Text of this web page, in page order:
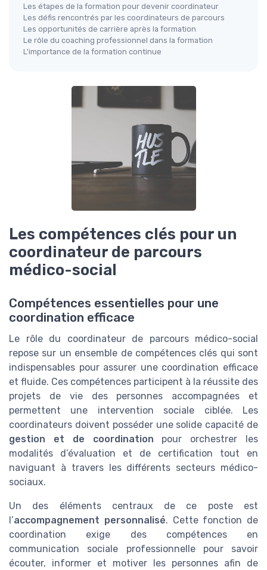
Les étapes de la formation pour devenir coordinateur
Les défis rencontrés par les coordinateurs de parcours
Les opportunités de carrière après la formation
Le rôle du coaching professionnel dans la formation
L'importance de la formation continue
Les compétences clés pour un
coordinateur de parcours
médico-social
Compétences essentielles pour une
coordination efficace
Le rôle du coordinateur de parcours médico-social
repose sur un ensemble de compétences clés qui sont
indispensables pour assurer une coordination efficace
et fluide. Ces compétences participent à la réussite des
projets de vie des personnes accompagnées et
permettent une intervention sociale ciblée. Les
coordinateurs doivent posséder une solide capacité de
gestion et de coordination pour orchestrer les
modalités d’évaluation et de certification tout en
naviguant à travers les différents secteurs médico-
sociaux.
Un des éléments centraux de ce poste est
l’accompagnement personnalisé. Cette fonction de
coordination exige des compétences en
communication sociale professionnelle pour savoir
écouter, informer et motiver les personnes afin de